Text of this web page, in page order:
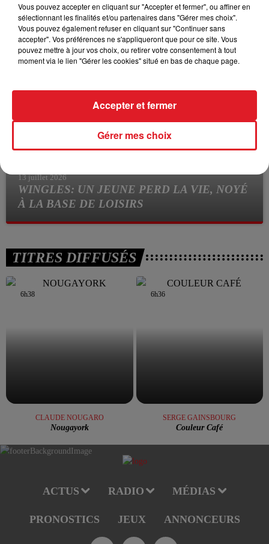
15 juillet 2026
BÉTHUNE: ENQUÊTE POUR HOMICIDE
VOLONTAIRE EN COURS, APRÈS LA...
Selon les premiers éléments, le logement servait à des
13 juillet 2026
WINGLES: UN JEUNE PERD LA VIE, NOYÉ
À LA BASE DE LOISIRS
TITRES DIFFUSÉS
6h38
6h38
CLAUDE NOUGARO
Nougayork
6h36
6h36
SERGE GAINSBOURG
Couleur Café
ACTUS RADIO MÉDIAS
PRONOSTICS JEUX ANNONCEURS
Vous pouvez accepter en cliquant sur "Accepter et fermer", ou affiner en
sélectionnant les finalités et/ou partenaires dans "Gérer mes choix".
Vous pouvez également refuser en cliquant sur "Continuer sans
accepter". Vos préférences ne s'appliqueront que pour ce site. Vous
pouvez mettre à jour vos choix, ou retirer votre consentement à tout
moment via le lien "Gérer les cookies" situé en bas de chaque page.
Gérer mes choix
Accepter et fermer